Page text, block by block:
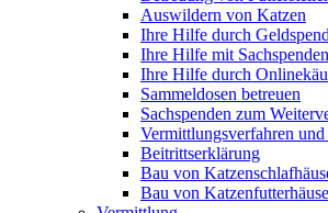
Auswildern von Katzen
Ihre Hilfe durch
Ihre Hilfe mit Sachspenden
Ihre Hilfe durch
Sammeldosen betreuen
Sachspenden zum
Vermittlungsverfahren und
Beitrittserklärung
Bau von
Bau von